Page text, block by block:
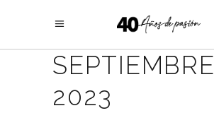
SEPTIEMBRE
2023